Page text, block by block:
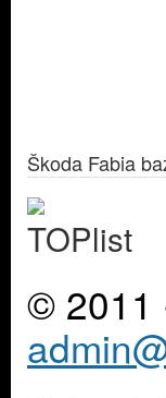
Škoda Fabia
© 2011